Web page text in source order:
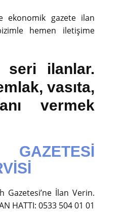
ekonomik gazete ilan
hemen iletişime
seri ilanlar.
vasıta,
vermek
Gazetesi’ne İlan Verin.
HATTI: 0533 504 01 01